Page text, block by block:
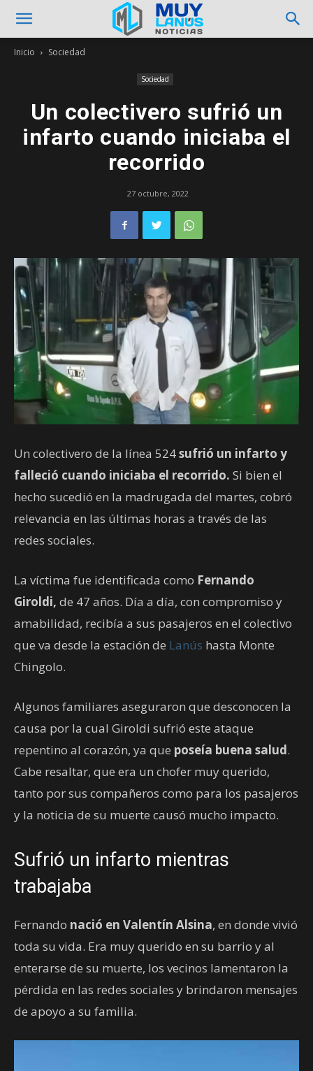
Inicio Sociedad
Sociedad
Un colectivero sufrió un
infarto cuando iniciaba el
recorrido
27 octubre, 2022
Un colectivero de la línea 524sufrió un infarto y
falleció cuando iniciaba el recorrido. Si bien el
hecho sucedió en la madrugada del martes, cobró
relevancia en las últimas horas a través de las
redes sociales.
La víctima fue identificada como Fernando
Giroldi, de 47 años. Día a día, con compromiso y
amabilidad, recibía a sus pasajeros en el colectivo
que va desde la estación de Lanús hasta Monte
Chingolo.
Algunos familiares aseguraron que desconocen la
causa por la cual Giroldi sufrió este ataque
repentino al corazón, ya que poseía buena salud.
Cabe resaltar, que era un chofer muy querido,
tanto por sus compañeros como para los pasajeros
y la noticia de su muerte causó mucho impacto.
Sufrió un infarto mientras
trabajaba
Fernando nació en Valentín Alsina, en donde vivió
toda su vida. Era muy querido en su barrio y al
enterarse de su muerte, los vecinos lamentaron la
pérdida en las redes sociales y brindaron mensajes
de apoyo a su familia.